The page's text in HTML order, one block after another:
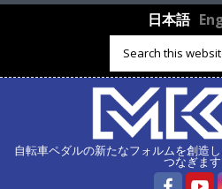
メインコンテンツに移動日本語
検索フォーム
自転車ペダルの新たなフォルムを創造
つなぎます